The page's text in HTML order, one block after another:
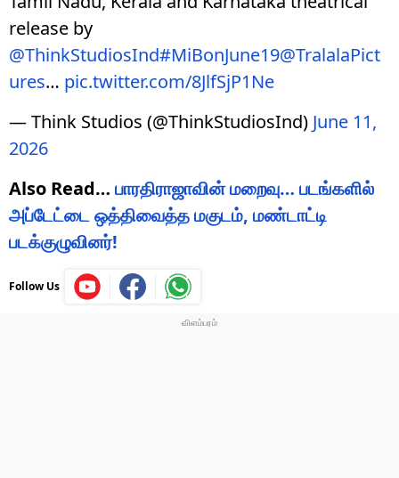
release by
@ThinkStudiosInd#MiBonJune19@TralalaPict
ures… pic.twitter.com/8JlfSjP1Ne
— Think Studios (@ThinkStudiosInd) June 11,
2026
Also Read… பாரதிராஜாவின் மறைவு… படங்களில்
அப்டேட்டை ஒத்திவைத்த மகுடம், மண்டாட்டி
படக்குழுவினர்!
Follow Us